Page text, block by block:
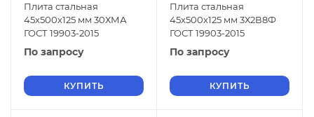
Плита стальная
45х500х125 мм 30ХМА
ГОСТ 19903-2015
По запросу
КУПИТЬ
Плита стальная
45х500х125 мм 3Х2В8Ф
ГОСТ 19903-2015
По запросу
КУПИТЬ